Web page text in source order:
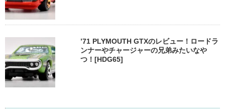
’71 PLYMOUTH GTXのレビュー！ロードラ
ンナーやチャージャーの兄弟みたいなや
つ！[HDG65]